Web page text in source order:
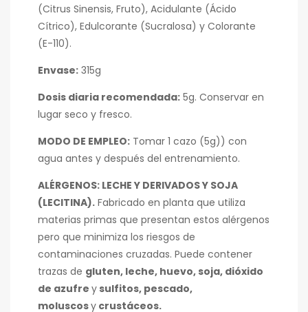
(Citrus Sinensis, Fruto), Acidulante (Ácido
Cítrico), Edulcorante (Sucralosa) y Colorante
(E-110).
Envase: 315g
Dosis diaria recomendada: 5g. Conservar en
lugar seco y fresco.
MODO DE EMPLEO: Tomar 1 cazo (5g)) con
agua antes y después del entrenamiento.
ALÉRGENOS: LECHE Y DERIVADOS Y SOJA
(LECITINA). Fabricado en planta que utiliza
materias primas que presentan estos alérgenos
pero que minimiza los riesgos de
contaminaciones cruzadas. Puede contener
trazas de gluten, leche, huevo, soja, dióxido
de azufre y sulfitos, pescado,
moluscosy crustáceos.